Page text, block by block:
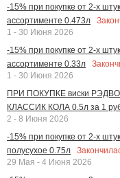
-15% при покупке от 2-х
ассортименте 0.473л
1 - 30 Июня 2026
-15% при покупке от 2-х
ассортименте 0.33л
1 - 30 Июня 2026
ПРИ ПОКУПКЕ виски
КЛАССИК КОЛА 0.5л за 1
2 - 8 Июня 2026
-15% при покупке от 2-х
полусухое 0.75л
29 Мая - 4 Июня 2026